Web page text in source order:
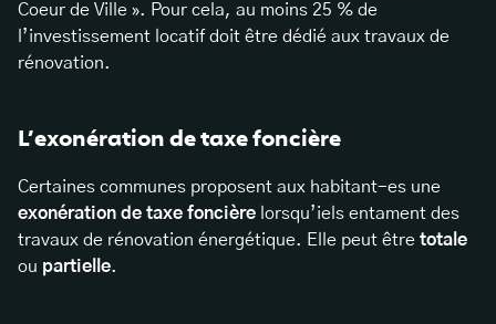
Coeur de Ville ». Pour cela, au moins 25 % de
l’investissement locatif doit être dédié aux travaux de
rénovation.
L’exonération de taxe foncière
Certaines communes proposent aux habitant-es une
exonération de taxe foncière lorsqu’iels entament des
travaux de rénovation énergétique. Elle peut être totale
ou partielle.